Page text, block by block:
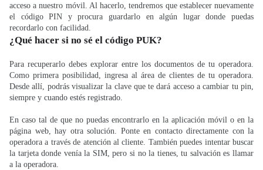
acceso a nuestro móvil. Al hacerlo, tendremos que establecer nuevamente
el código PIN y procura guardarlo en algún lugar donde puedas
recordarlo con facilidad.
¿Qué hacer si no sé el código PUK?
Para recuperarlo debes explorar entre los documentos de tu operadora.
Como primera posibilidad, ingresa al área de clientes de tu operadora.
Desde allí, podrás visualizar la clave que te dará acceso a cambiar tu pin,
siempre y cuando estés registrado.
En caso tal de que no puedas encontrarlo en la aplicación móvil o en la
página web, hay otra solución. Ponte en contacto directamente con la
operadora a través de atención al cliente. También puedes intentar buscar
la tarjeta donde venía la SIM, pero si no la tienes, tu salvación es llamar
a la operadora.